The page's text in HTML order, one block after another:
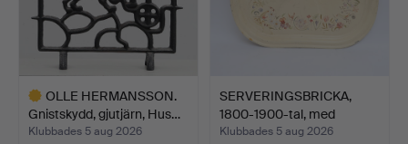
OLLE HERMANSSON.
Gnistskydd, gjutjärn, Hus…
Klubbades 5 aug 2026
SERVERINGSBRICKA,
1800-1900-tal, med
handm…
Klubbades 5 aug 2026